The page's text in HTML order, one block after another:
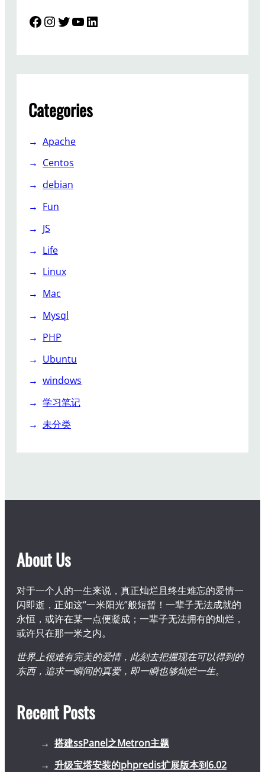
Facebook InstagramTwitter YouTube LinkedIn
Categories
Apache
Centos
debian
Fun
JS
Life
Linux
Mac
Mysql
PHP
Ubuntu
windows
学习笔记
未分类
About Us
对于一个人的一生来说，真正灿烂且终生难忘的爱情一
闪即逝，正如这“一米阳光”般短暂！一辈子无法成就的
永恒，或许在某一点便凝成；一辈子无法拥有的灿烂，
或许只在那一米之内。
世界上很难有完美的爱情，此刻去把握现在可以得到的
东西，追求一瞬间的真爱，即一瞬也够灿烂一生。
Recent Posts
搭建ssPanel之Metron主题
升级宝塔安装的phpredis扩展版本到6.02